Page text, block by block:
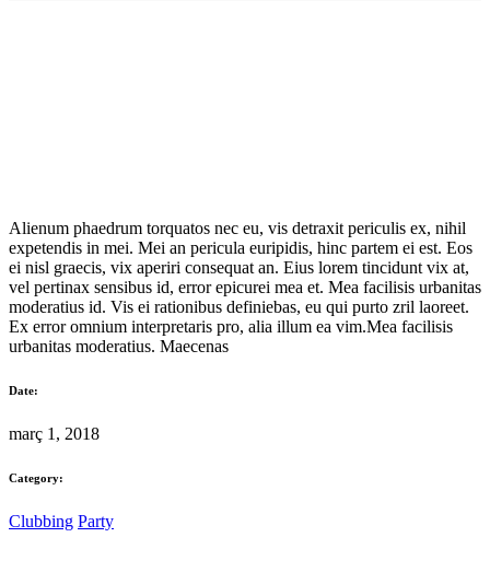
Alienum phaedrum torquatos nec eu, vis detraxit periculis ex, nihil
expetendis in mei. Mei an pericula euripidis, hinc partem ei est. Eos
ei nisl graecis, vix aperiri consequat an. Eius lorem tincidunt vix at,
vel pertinax sensibus id, error epicurei mea et. Mea facilisis urbanitas
moderatius id. Vis ei rationibus definiebas, eu qui purto zril laoreet.
Ex error omnium interpretaris pro, alia illum ea vim.Mea facilisis
urbanitas moderatius. Maecenas
Date:
març 1, 2018
Category:
Clubbing Party